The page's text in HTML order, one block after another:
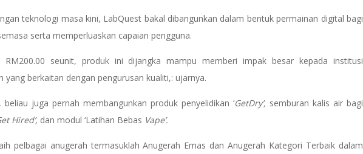
teknologi masa kini, LabQuest bakal dibangunkan dalam bentuk permainan digital bagi
serta memperluaskan capaian pengguna.
RM200.00 seunit, produk ini dijangka mampu memberi impak besar kepada institusi
yang berkaitan dengan pengurusan kualiti,: ujarnya.
beliau juga pernah membangunkan produk penyelidikan ‘GetDry’, semburan kalis air bagi
Hired’, dan modul ‘Latihan Bebas Vape’.
pelbagai anugerah termasuklah Anugerah Emas dan Anugerah Kategori Terbaik dalam